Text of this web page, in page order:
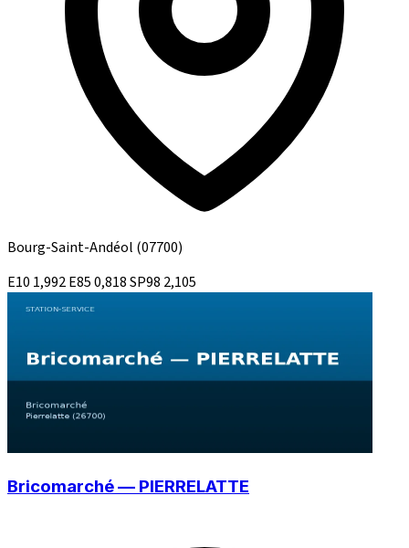
Bourg-Saint-Andéol (07700)
E10 1,992E850,818SP98 2,105
Bricomarché — PIERRELATTE